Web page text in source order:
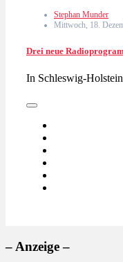
Stephan Munder
Mittwoch, 18.
Drei neue
In Schleswig-
– Anzeige –